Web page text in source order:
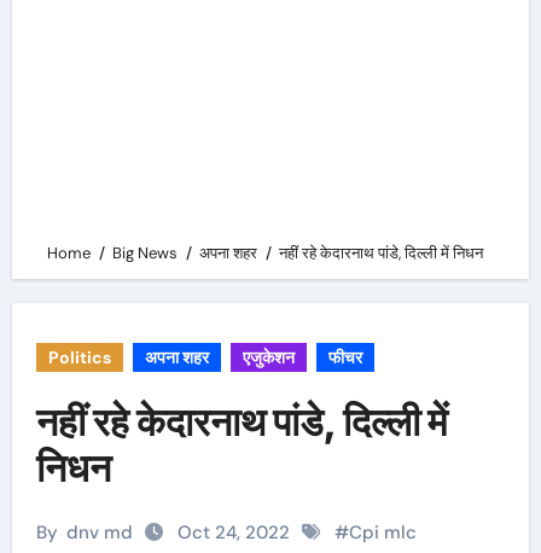
Home Big News अपना शहर नहीं रहे केदारनाथ पांडे, दिल्ली में निधन
Politics अपना शहर एजुकेशन फीचर
नहीं रहे केदारनाथ पांडे, दिल्ली में
निधन
By dnv md Oct 24, 2022 #Cpi mlc